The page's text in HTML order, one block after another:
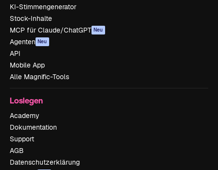
KI-Stimmengenerator
Stock-Inhalte
MCP für Claude/ChatGPT Neu
Agenten Neu
API
Mobile App
Alle Magnific-Tools
Loslegen
Academy
Dokumentation
Support
AGB
Datenschutzerklärung